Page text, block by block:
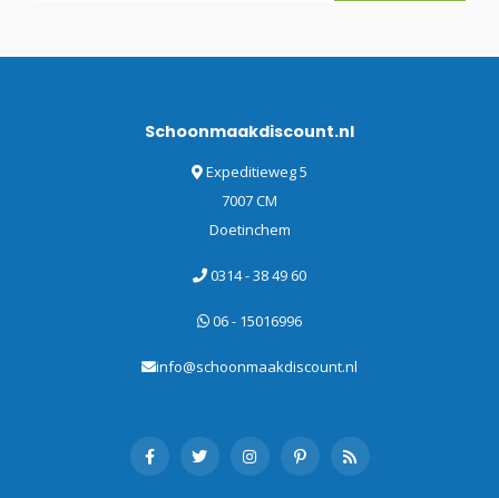
Schoonmaakdiscount.nl
Expeditieweg 5
7007 CM
Doetinchem
0314 - 38 49 60
06 - 15016996
info@schoonmaakdiscount.nl